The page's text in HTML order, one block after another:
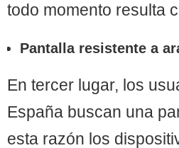
todo momento resulta
Pantalla resistente a
En tercer lugar, los
España buscan una
esta razón los